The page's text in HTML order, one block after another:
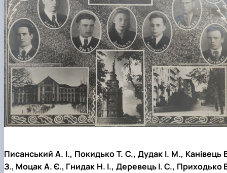
Писанський А. І., Покидько Т. С., Дудак І. М., Канівець
З., Моцак А. Є., Гнидак Н. І., Деревець І. С., Приходько